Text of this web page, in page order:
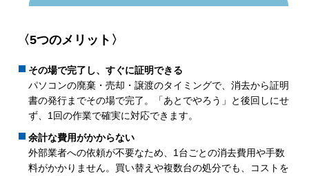
〈5つのメリット〉
その場で完了し、すぐに証明できる
パソコンの廃棄・売却・譲渡のタイミングで、消去から証明
書の発行までその場で完了。「あとでやろう」と後回しにせ
ず、1回の作業で確実に対応できます。
余計な費用がかからない
外部業者への依頼が不要なため、1台ごとの消去費用や手数
料がかかりません。買い替えや複数台の処分でも、コストを